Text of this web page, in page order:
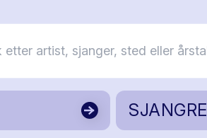
SJANGRE